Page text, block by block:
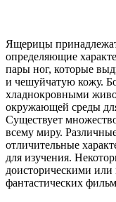
Ящерицы
определяющие
пары ног, которые
и чешуйчатую кожу.
хладнокровными
окружающей среды
Существует
всему миру.
отличительные
для изучения.
доисторическими
фантастических